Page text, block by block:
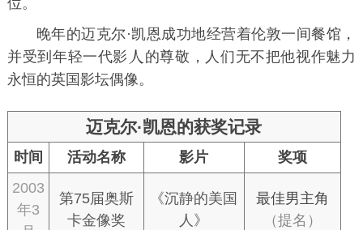
晚年的迈克尔·凯恩成功地经营着伦敦一间餐馆，
并受到年轻一代影
的尊敬，人们无不把他视作魅力
永恒的英国影坛偶像。
迈克尔·凯恩的获奖记录
时间 活动名称 影片
奖项
2003
年3
第75届奥斯
卡金像奖
《沉静的美国
人》
最佳男主角
（提名）